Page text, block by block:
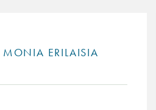
ERILAISIA